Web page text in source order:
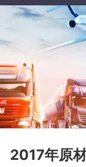
2017年原